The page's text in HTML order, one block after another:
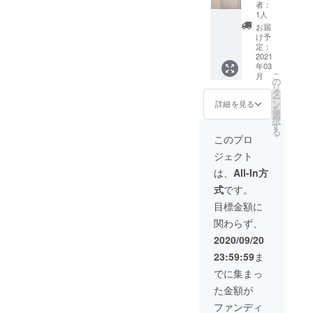
ド（2パ
ター
ン）
3．事業
経過報
告書と
コドモ
たちか
らお礼
のお手
紙 4．
ご希望
の方は
コドモ
オフィ
ス主催
の講演
会や研
修会に
ご招待
※ご
支援の
際に、
講演会
や研修
会への
ご招待
シャツ
（Sサイ
ズ/Lサ
イズ）
2. 【コ
ドモオ
フィス
限定】
名前入
りサ
ポー
ターズ
カード
※支
援時、
必ず備
考欄に
ご希望
のお名
前（カ
タカ
ナ）を
ご記入
くださ
い。
3．リー
フレッ
者：
1人
お届
け予
定：
2021
年03
月
詳細を見る
こ
の
リ
タ
ー
ン
を
選
択
す
る
このプロ
ジェクト
は、 All-In方
式です。
目標金額に
関わらず、
2020/09/20
23:59:59ま
でに集まっ
た金額が
ファンディ